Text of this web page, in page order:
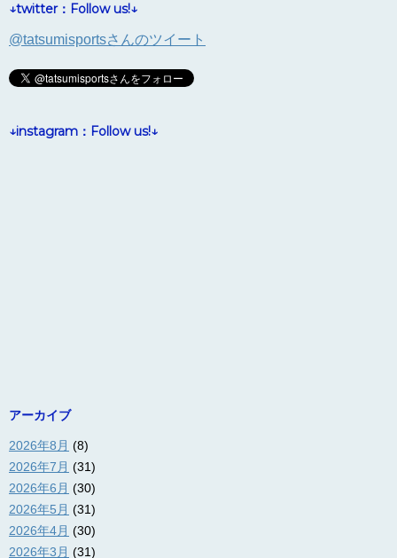
↓twitter：Follow us!↓
@tatsumisportsさんのツイート
↓instagram：Follow us!↓
アーカイブ
2026年8月 (8)
2026年7月 (31)
2026年6月 (30)
2026年5月 (31)
2026年4月 (30)
2026年3月 (31)